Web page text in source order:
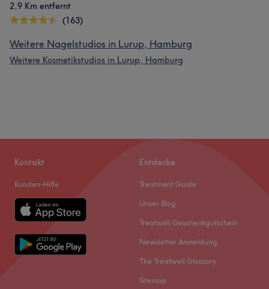
2,9 Km entfernt
(163)
Weitere Nagelstudios in Lurup, Hamburg
Weitere Kosmetikstudios in Lurup, Hamburg
Kontakt
Kunden-Hilfe
Entdecke
Treatment Guide
Unser Blog
Treatwell Geschenkgutschein
Newsletter Anmeldung
The Treatwell Glossary
Sitemap